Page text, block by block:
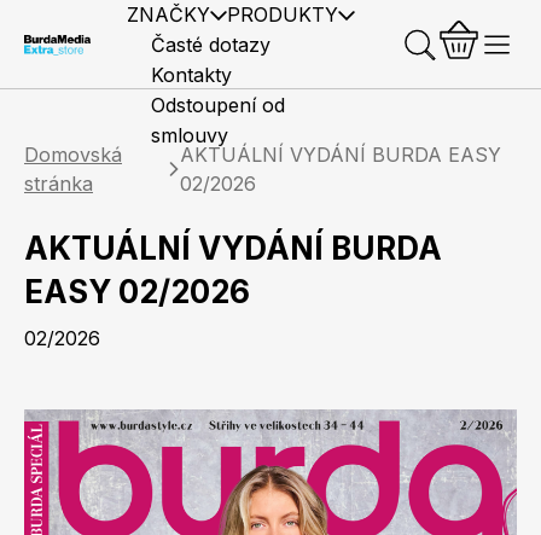
ZNAČKY PRODUKTY
Elle
Marianne Elle Decoration
Předplatné časopisů
Knihy Merch
Časté dotazy
Kontakty
Odstoupení od
smlouvy
Domovská
stránka
AKTUÁLNÍ VYDÁNÍ BURDA EASY
02/2026
AKTUÁLNÍ VYDÁNÍ BURDA
EASY 02/2026
02/2026